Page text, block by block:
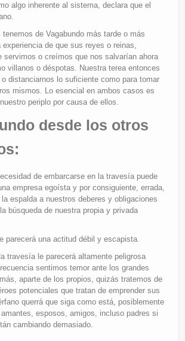
algo inherente al sistema, declara que el
tenemos de Vagabundo más tarde o más
experiencia de que sus reyes o reinas,
servimos o creímos que nos salvarían ahora
villanos o déspotas. Nuestra terea entonces
distanciarnos lo suficiente como para tomar
mismos. Lo esencial en ambos casos es
periplo por causa de ellos.
desde los otros
de embarcarse en la travesía puede
empresa egoísta y por consiguiente, errada,
espalda a nuestros deberes y obligaciones
búsqueda de nuestra propia y privada
parecerá una actitud débil y escapista.
travesía le parecerá altamente peligrosa
sentimos temor ante los grandes
aparte de los propios, quizás tratemos de
potenciales que tratan de emprender sus
querrá que siga como está, posiblemente
esposos, amigos, incluso padres si
cambiando demasiado.